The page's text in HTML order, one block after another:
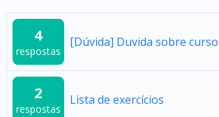
4
respostas
[Dúvida] Duvida sobre curso
2
respostas
Lista de exercícios